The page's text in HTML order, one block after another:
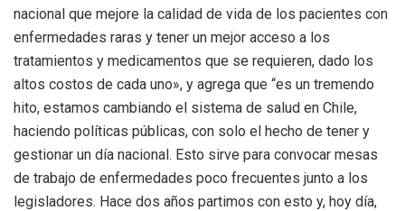
nacional que mejore la calidad de vida de los pacientes con
enfermedades raras y tener un mejor acceso a los
tratamientos y medicamentos que se requieren, dado los
altos costos de cada uno», y agrega que “es un tremendo
hito, estamos cambiando el sistema de salud en Chile,
haciendo políticas públicas, con solo el hecho de tener y
gestionar un día nacional. Esto sirve para convocar mesas
de trabajo de enfermedades poco frecuentes junto a los
legisladores. Hace dos años partimos con esto y, hoy día,